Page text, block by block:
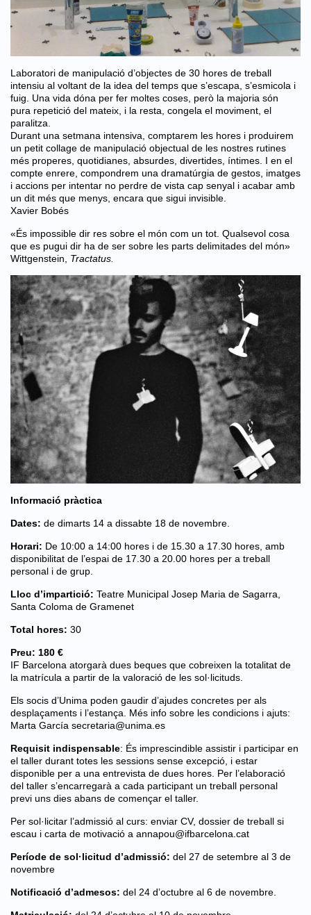
Laboratori de manipulació d’objectes de 30 hores de treball
intensiu al voltant de la idea del temps que s’escapa, s’esmicola i
fuig. Una vida dóna per fer moltes coses, però la majoria són
pura repetició del mateix, i la resta, congela el moviment, el
paralitza.
Durant una setmana intensiva, comptarem les hores i produirem
un petit collage de manipulació objectual de les nostres rutines
més properes, quotidianes, absurdes, divertides, íntimes. I en el
compte enrere, compondrem una dramatúrgia de gestos, imatges
i accions per intentar no perdre de vista cap senyal i acabar amb
un dit més que menys, encara que sigui invisible.
Xavier Bobés
«És impossible dir res sobre el món com un tot. Qualsevol cosa
que es pugui dir ha de ser sobre les parts delimitades del món»
Wittgenstein, Tractatus.
Informació pràctica
Dates: de dimarts 14 a dissabte 18 de novembre.
Horari: De 10:00 a 14:00 hores i de 15.30 a 17.30 hores, amb
disponibilitat de l’espai de 17.30 a 20.00 hores per a treball
personal i de grup.
Lloc d’impartició: Teatre Municipal Josep Maria de Sagarra,
Santa Coloma de Gramenet
Total hores: 30
Preu: 180 €
IF Barcelona atorgarà dues beques que cobreixen la totalitat de
la matrícula a partir de la valoració de les sol·licituds.
Els socis d’Unima poden gaudir d’ajudes concretes per als
desplaçaments i l’estança. Més info sobre les condicions i ajuts:
Marta García secretaria@unima.es
Requisit indispensable: És imprescindible assistir i participar en
el taller durant totes les sessions sense excepció, i estar
disponible per a una entrevista de dues hores. Per l’elaboració
del taller s’encarregarà a cada participant un treball personal
previ uns dies abans de començar el taller.
Per sol·licitar l’admissió al curs: enviar CV, dossier de treball si
escau i carta de motivació a annapou@ifbarcelona.cat
Període de sol·licitud d’admissió: del 27 de setembre al 3 de
novembre
Notificació d’admesos: del 24 d’octubre al 6 de novembre.